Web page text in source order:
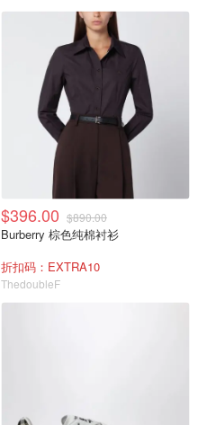
$396.00 $890.00
Burberry 棕色纯棉衬衫
折扣码：EXTRA10
ThedoubleF